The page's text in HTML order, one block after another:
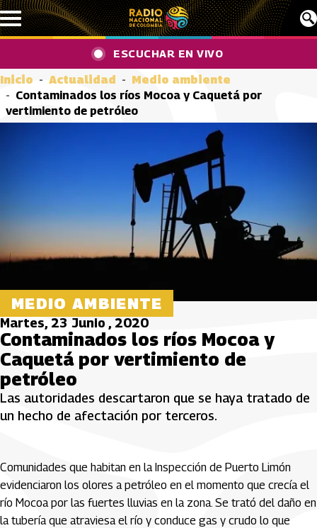
Pasar al contenido principal
ESCUCHAR EN VIVO
Inicio Actualidad
Medio ambiente
Contaminados los ríos Mocoa y Caquetá por
vertimiento de petróleo
MEDIO AMBIENTE
Martes, 23 Junio , 2020
Contaminados los ríos Mocoa y
Caquetá por vertimiento de
petróleo
Las autoridades descartaron que se haya tratado de
un hecho de afectación por terceros.
Comunidades que habitan en la Inspección de Puerto Limón
evidenciaron los olores a petróleo en el momento que crecía el
río Mocoa por las fuertes lluvias en la zona. Se trató del daño en
la tubería que atraviesa el río y conduce gas y crudo lo que